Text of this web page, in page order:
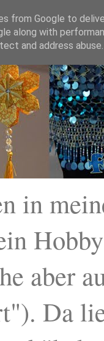
in
aber
Da
from Google to
along with
and address abuse.